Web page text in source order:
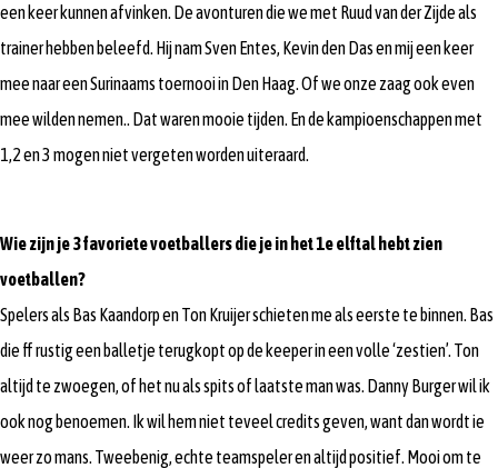
een keer kunnen afvinken. De avonturen die we met Ruud van der Zijde als
trainer hebben beleefd. Hij nam Sven Entes, Kevin den Das en mij een keer
mee naar een Surinaams toernooi in Den Haag. Of we onze zaag ook even
mee wilden nemen.. Dat waren mooie tijden. En de kampioenschappen met
1,2 en 3 mogen niet vergeten worden uiteraard.
Wie zijn je 3 favoriete voetballers die je in het 1e elftal hebt zien
voetballen?
Spelers als Bas Kaandorp en Ton Kruijer schieten me als eerste te binnen. Bas
die ff rustig een balletje terugkopt op de keeper in een volle ‘zestien’. Ton
altijd te zwoegen, of het nu als spits of laatste man was. Danny Burger wil ik
ook nog benoemen. Ik wil hem niet teveel credits geven, want dan wordt ie
weer zo mans. Tweebenig, echte teamspeler en altijd positief. Mooi om te